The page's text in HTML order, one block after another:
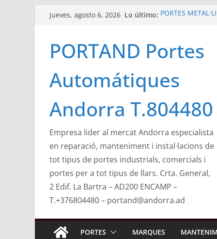
Saltarjueves, agosto 6, 2026 Lo último: PORTES
zona industrial
Compact de
Las puertas
DEA System ha
desarrolla y
PORTAND Portes
Automátiques
Andorra T.804480
Empresa lider al mercat Andorra especialista
en reparació, manteniment i instal·lacions de
tot tipus de portes industrials, comercials i
portes per a tot tipus de llars. Crta. General,
2 Edif. La Bartra – AD200 ENCAMP –
T.+376804480 – portand@andorra.ad
PORTES MARQUES